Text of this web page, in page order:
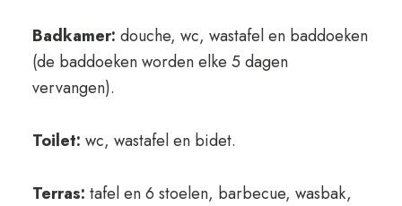
Badkamer: douche, wc, wastafel en baddoeken
(de baddoeken worden elke 5 dagen
vervangen).
Toilet: wc, wastafel en bidet.
Terras: tafel en 6 stoelen, barbecue, wasbak,